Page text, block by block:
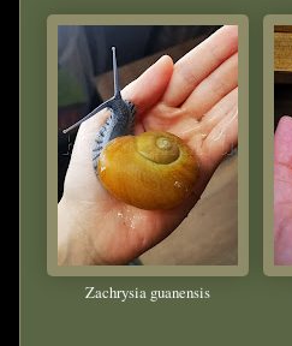
Zachrysia guanensis